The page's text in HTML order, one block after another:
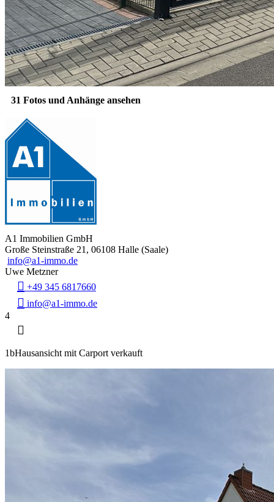
31 Fotos und Anhänge ansehen
A1 Immobilien GmbH
Große Steinstraße 21, 06108 Halle (Saale)
info@a1-immo.de
Uwe Metzner
+49 345 6817660
info@a1-immo.de
4
1bHausansicht mit Carport verkauft